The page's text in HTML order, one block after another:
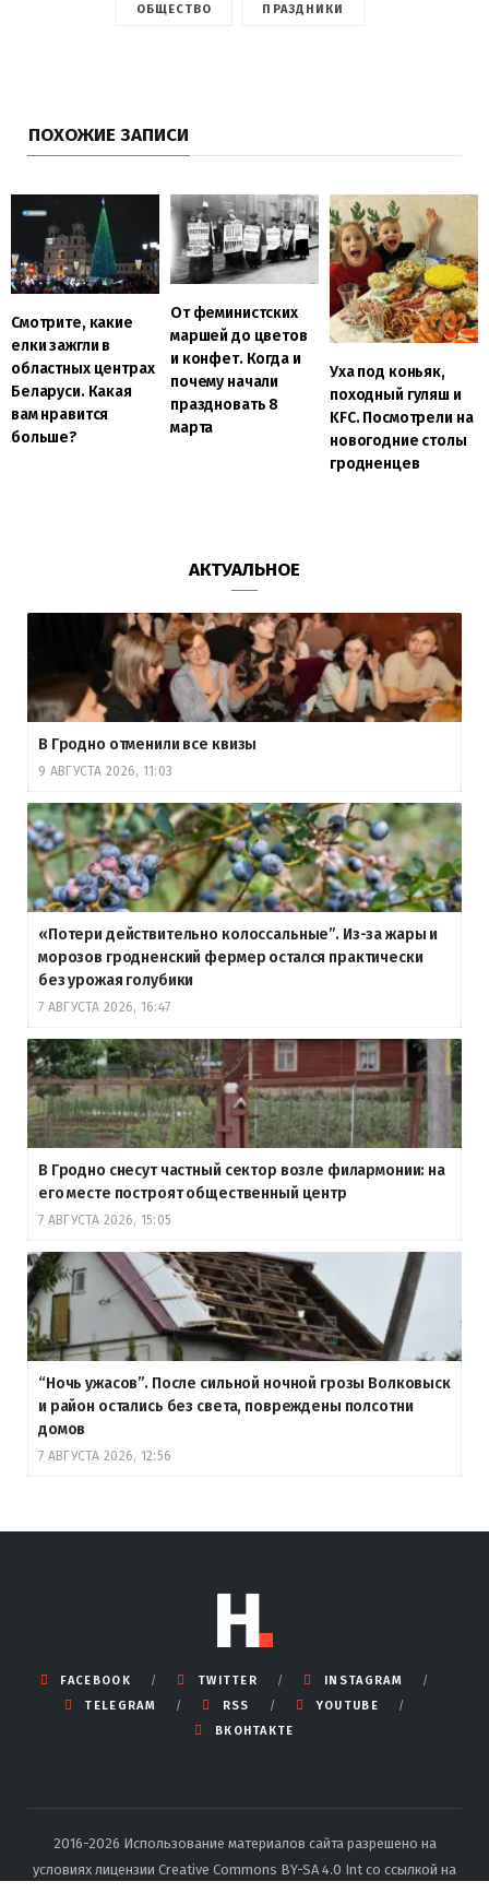
ОБЩЕСТВО ПРАЗДНИКИ
ПОХОЖИЕ ЗАПИСИ
Смотрите, какие
елки зажгли в
областных центрах
Беларуси. Какая
вам нравится
больше?
От феминистских
маршей до цветов
и конфет. Когда и
почему начали
праздновать 8
марта
Уха под коньяк,
походный гуляш и
KFC. Посмотрели на
новогодние столы
гродненцев
АКТУАЛЬНОЕ
В Гродно отменили все квизы
9 АВГУСТА 2026, 11:03
«Потери действительно колоссальные”. Из-за жары и
морозов гродненский фермер остался практически
без урожая голубики
7 АВГУСТА 2026, 16:47
В Гродно снесут частный сектор возле филармонии: на
его месте построят общественный центр
7 АВГУСТА 2026, 15:05
“Ночь ужасов”. После сильной ночной грозы Волковыск
и район остались без света, повреждены полсотни
домов
7 АВГУСТА 2026, 12:56
FACEBOOK TWITTER
INSTAGRAM
TELEGRAM
RSS
YOUTUBE
ВКОНТАКТЕ
2016-2026 Использование материалов сайта разрешено на
условиях лицензии Creative Commons BY-SA 4.0 Int со ссылкой на